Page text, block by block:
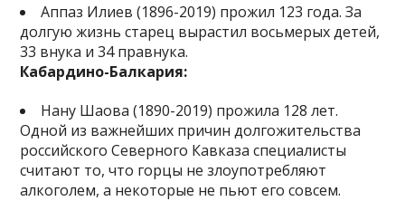
Аппаз Илиев (1896-2019) прожил 123 года. За
долгую жизнь старец вырастил восьмерых детей,
33 внука и 34 правнука.
Кабардино-Балкария:
Нану Шаова (1890-2019) прожила 128 лет.
Одной из важнейших причин долгожительства
российского Северного Кавказа специалисты
считают то, что горцы не злоупотребляют
алкоголем, а некоторые не пьют его совсем.